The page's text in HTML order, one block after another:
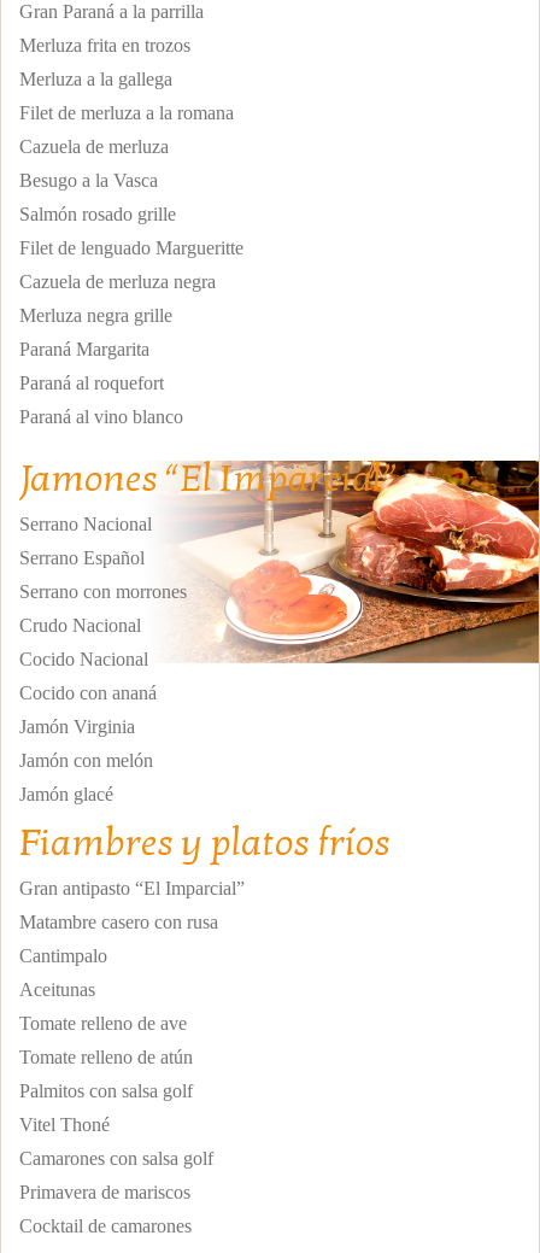
Gran Paraná a la parrilla
Merluza frita en trozos
Merluza a la gallega
Filet de merluza a la romana
Cazuela de merluza
Besugo a la Vasca
Salmón rosado grille
Filet de lenguado Margueritte
Cazuela de merluza negra
Merluza negra grille
Paraná Margarita
Paraná al roquefort
Paraná al vino blanco
Jamones “El Imparcial”
Serrano Nacional
Serrano Español
Serrano con morrones
Crudo Nacional
Cocido Nacional
Cocido con ananá
Jamón Virginia
Jamón con melón
Jamón glacé
Fiambres y platos fríos
Gran antipasto “El Imparcial”
Matambre casero con rusa
Cantimpalo
Aceitunas
Tomate relleno de ave
Tomate relleno de atún
Palmitos con salsa golf
Vitel Thoné
Camarones con salsa golf
Primavera de mariscos
Cocktail de camarones